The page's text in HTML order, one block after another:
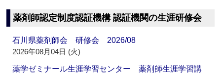
薬剤師認定制度認証機構 認証機関の生涯研修会
石川県薬剤師会 研修会 2026/08
2026年08月04日 (火)
薬学ゼミナール生涯学習センター 薬剤師生涯学習講